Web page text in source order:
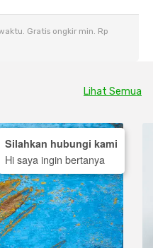
Gratis ongkir min. Rp
Lihat Semua
Silahkan hubungi kami
Hi saya ingin bertanya